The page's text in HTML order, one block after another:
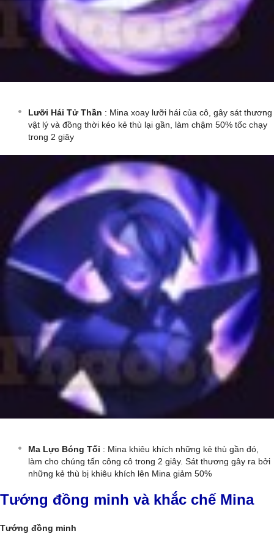
Lưỡi Hái Tử Thần : Mina xoay lưỡi hái của cô, gây sát thương
vật lý và đồng thời kéo kẻ thù lại gần, làm chậm 50% tốc chạy
trong 2 giây
Ma Lực Bóng Tối : Mina khiêu khích những kẻ thù gần đó,
làm cho chúng tấn công cô trong 2 giây. Sát thương gây ra bởi
những kẻ thù bị khiêu khích lên Mina giảm 50%
Tướng đồng minh và khắc chế Mina
Tướng đồng minh